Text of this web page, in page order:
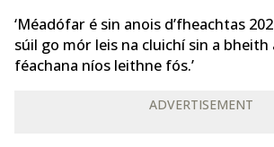
‘Méadófar é sin anois d’fheachtas
súil go mór leis na cluichí sin a
féachana níos leithne fós.’
ADVERTISEMENT